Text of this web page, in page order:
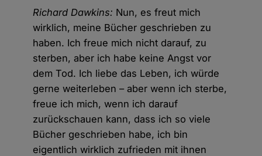
Richard Dawkins: Nun, es freut mich
wirklich, meine Bücher geschrieben zu
haben. Ich freue mich nicht darauf, zu
sterben, aber ich habe keine Angst vor
dem Tod. Ich liebe das Leben, ich würde
gerne weiterleben – aber wenn ich sterbe,
freue ich mich, wenn ich darauf
zurückschauen kann, dass ich so viele
Bücher geschrieben habe, ich bin
eigentlich wirklich zufrieden mit ihnen